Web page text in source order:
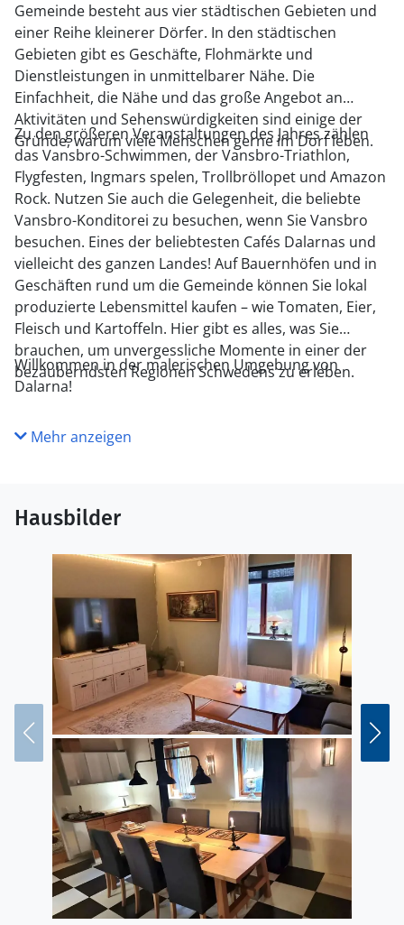
Gemeinde besteht aus vier städtischen Gebieten und
einer Reihe kleinerer Dörfer. In den städtischen
Gebieten gibt es Geschäfte, Flohmärkte und
Dienstleistungen in unmittelbarer Nähe. Die
Einfachheit, die Nähe und das große Angebot an
Aktivitäten und Sehenswürdigkeiten sind einige der
Gründe, warum viele Menschen gerne im Dorf leben.
Zu den größeren Veranstaltungen des Jahres zählen
das Vansbro-Schwimmen, der Vansbro-Triathlon,
Flygfesten, Ingmars spelen, Trollbröllopet und Amazon
Rock. Nutzen Sie auch die Gelegenheit, die beliebte
Vansbro-Konditorei zu besuchen, wenn Sie Vansbro
besuchen. Eines der beliebtesten Cafés Dalarnas und
vielleicht des ganzen Landes! Auf Bauernhöfen und in
Geschäften rund um die Gemeinde können Sie lokal
produzierte Lebensmittel kaufen – wie Tomaten, Eier,
Fleisch und Kartoffeln. Hier gibt es alles, was Sie
brauchen, um unvergessliche Momente in einer der
bezauberndsten Regionen Schwedens zu erleben.
Willkommen in der malerischen Umgebung von
Dalarna!
Mehr anzeigen
Hausbilder